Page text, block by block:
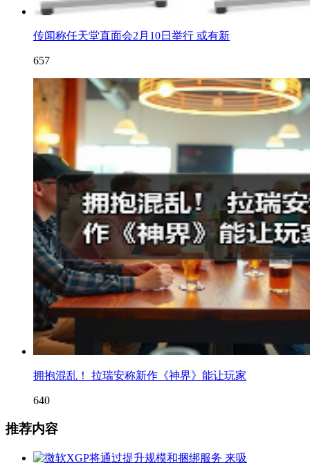
传闻称任天堂直面会2月10日举行 或有新
657
拥抱混乱！ 拉瑞安称新作《神界》能让玩家
640
推荐内容